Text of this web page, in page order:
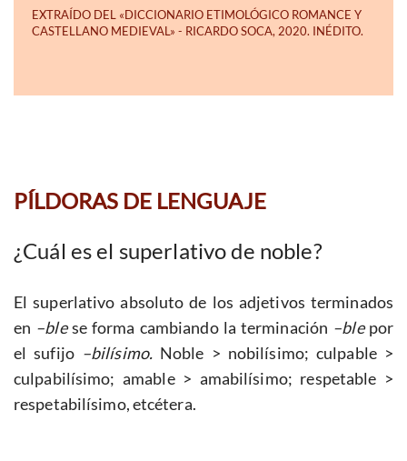
PÍLDORAS DE LENGUAJE
¿Cuál es el superlativo de noble?
El superlativo absoluto de los adjetivos terminados
en –blese forma cambiando la terminación –blepor
el sufijo –bilísimo. Noble > nobilísimo; culpable >
culpabilísimo; amable > amabilísimo; respetable >
respetabilísimo, etcétera.